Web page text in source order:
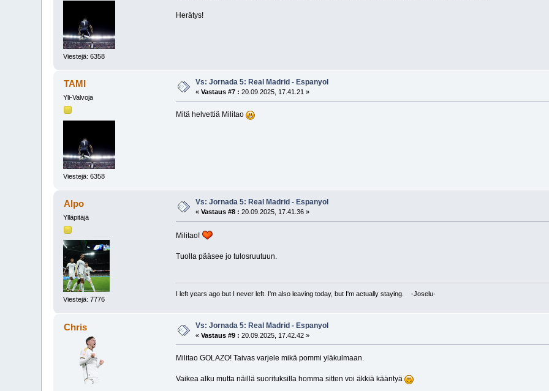
Viestejä: 6358
Herätys!
TAMI
Yli-Valvoja
Viestejä: 6358
Vs: Jornada 5: Real Madrid - Espanyol
«Vastaus #7 : 20.09.2025, 17.41.21 »
Mitä helvettiä Militao
Alpo
Ylläpitäjä
Viestejä: 7776
Vs: Jornada 5: Real Madrid - Espanyol
«Vastaus #8 : 20.09.2025, 17.41.36 »
Militao!
Tuolla pääsee jo tulosruutuun.
I left years ago but I never left. I'm also leaving today, but I'm actually staying. -Joselu-
Chris Vs: Jornada 5: Real Madrid - Espanyol
«Vastaus #9 : 20.09.2025, 17.42.42 »
Militao GOLAZO! Taivas varjele mikä pommi yläkulmaan.
Vaikea alku mutta näillä suorituksilla homma sitten voi äkkiä kääntyä